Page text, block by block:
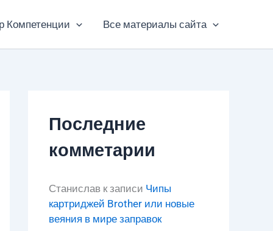
Компетенции Все материалы сайта
Последние
комметарии
Станислав к записи Чипы
картриджей Brother или новые
веяния в мире заправок